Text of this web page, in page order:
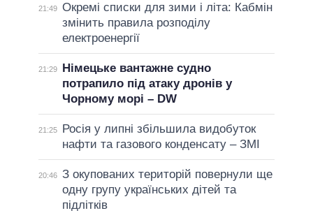
21:49 Окремі списки для зими і літа: Кабмін
змінить правила розподілу
електроенергії
21:29
Німецьке вантажне судно
потрапило під атаку дронів у
Чорному морі – DW
21:25
Росія у липні збільшила видобуток
нафти та газового конденсату – ЗМІ
20:46 З окупованих територій повернули ще
одну групу українських дітей та
підлітків